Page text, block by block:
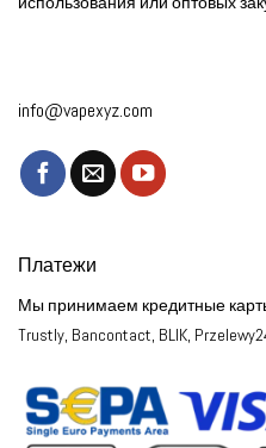
info@vapexyz.com
Платежи
Мы принимаем кредитные карты,
Trustly, Bancontact, BLIK,